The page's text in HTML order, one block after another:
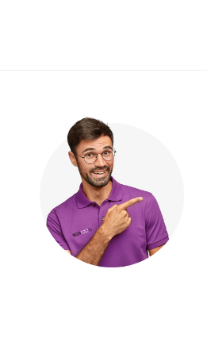
Telefon